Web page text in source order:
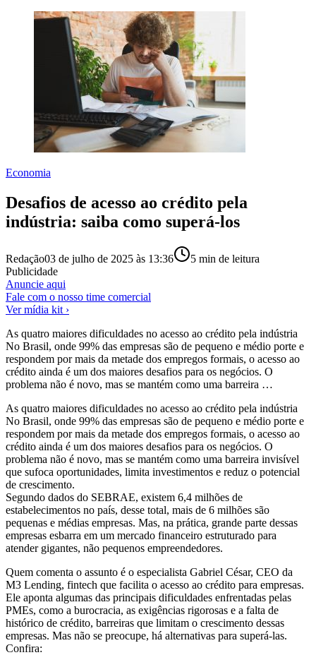
Economia
Desafios de acesso ao crédito pela
indústria: saiba como superá-los
Redação03 de julho de 2025 às 13:36 5 min de leitura
Publicidade
Anuncie aqui
Fale com o nosso time comercial
Ver mídia kit ›
As quatro maiores dificuldades no acesso ao crédito pela indústria
No Brasil, onde 99% das empresas são de pequeno e médio porte e
respondem por mais da metade dos empregos formais, o acesso ao
crédito ainda é um dos maiores desafios para os negócios. O
problema não é novo, mas se mantém como uma barreira …
As quatro maiores dificuldades no acesso ao crédito pela indústria
No Brasil, onde 99% das empresas são de pequeno e médio porte e
respondem por mais da metade dos empregos formais, o acesso ao
crédito ainda é um dos maiores desafios para os negócios. O
problema não é novo, mas se mantém como uma barreira invisível
que sufoca oportunidades, limita investimentos e reduz o potencial
de crescimento.
Segundo dados do SEBRAE, existem 6,4 milhões de
estabelecimentos no país, desse total, mais de 6 milhões são
pequenas e médias empresas. Mas, na prática, grande parte dessas
empresas esbarra em um mercado financeiro estruturado para
atender gigantes, não pequenos empreendedores.
Quem comenta o assunto é o especialista Gabriel César, CEO da
M3 Lending, fintech que facilita o acesso ao crédito para empresas.
Ele aponta algumas das principais dificuldades enfrentadas pelas
PMEs, como a burocracia, as exigências rigorosas e a falta de
histórico de crédito, barreiras que limitam o crescimento dessas
empresas. Mas não se preocupe, há alternativas para superá-las.
Confira: